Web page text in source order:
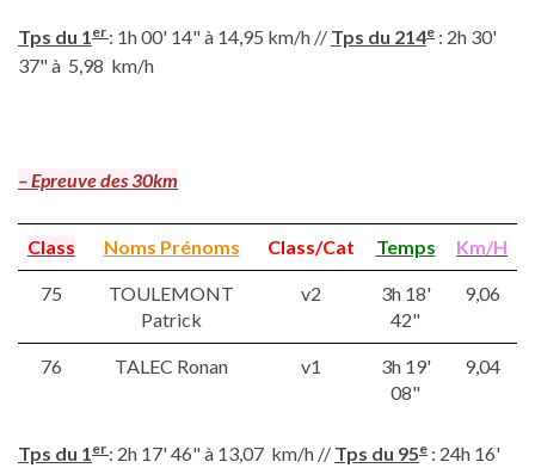
Tps du 1er : 1h 00' 14" à 14,95 km/h // Tps du 214e : 2h 30'
37" à 5,98 km/h
– Epreuve des 30km
Class Noms Prénoms Class/Cat Temps Km/H
75
TOULEMONT
Patrick
v2
3h 18'
42"
9,06
76 TALEC Ronan v1
3h 19'
08"
9,04
Tps du 1er : 2h 17' 46" à 13,07 km/h // Tps du 95e : 24h 16'